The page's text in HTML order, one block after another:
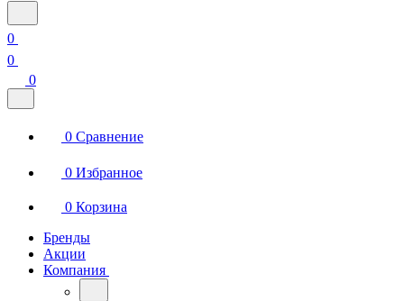
0
0
0
0 Сравнение
0 Избранное
0 Корзина
Бренды
Акции
Компания